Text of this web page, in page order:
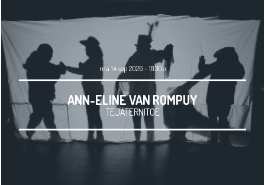
ma 14 sep 2026 - 18.30u
ANN-ELINE VAN ROMPUY
TEJATERNITOE